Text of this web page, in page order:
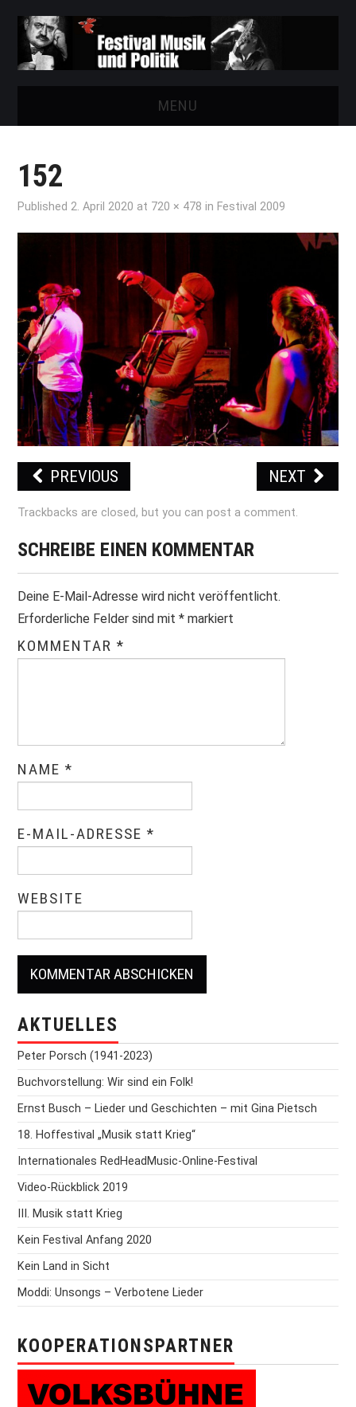
MENU
FESTIVAL
AUSSTELLUNGEN
ARCHIV
PRINT & CDS
IMPRESSUM
152
Published2. April 2020 at 720 × 478 in Festival 2009
PREVIOUS NEXT
Trackbacks are closed, but you canpost a comment.
SCHREIBE EINEN KOMMENTAR
Deine E-Mail-Adresse wird nicht veröffentlicht.
Erforderliche Felder sind mit* markiert
KOMMENTAR*
NAME*
E-MAIL-ADRESSE*
WEBSITE
AKTUELLES
Peter Porsch (1941-2023)
Buchvorstellung: Wir sind ein Folk!
Ernst Busch – Lieder und Geschichten – mit Gina Pietsch
18. Hoffestival „Musik statt Krieg“
Internationales RedHeadMusic-Online-Festival
Video-Rückblick 2019
III. Musik statt Krieg
Kein Festival Anfang 2020
Kein Land in Sicht
Moddi: Unsongs – Verbotene Lieder
KOOPERATIONSPARTNER